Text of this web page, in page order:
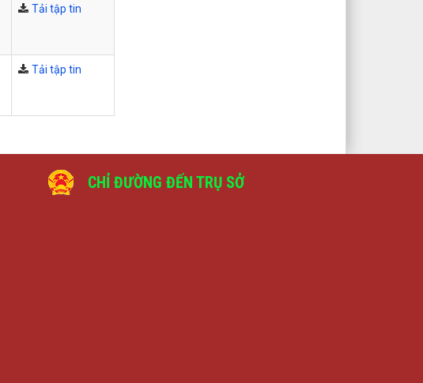
Tải tập tin
Tải tập tin
CHỈ ĐƯỜNG ĐẾN TRỤ SỞ